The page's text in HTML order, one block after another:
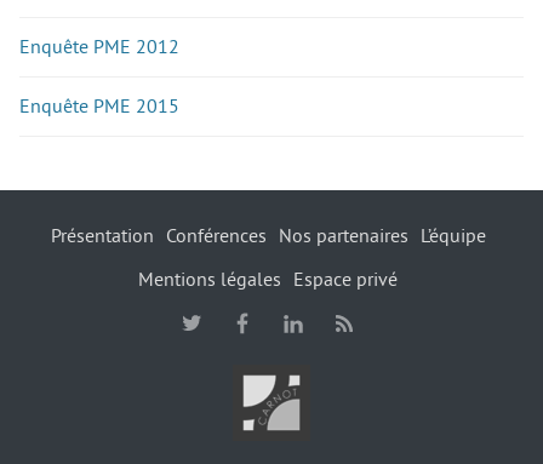
Enquête PME 2012
Enquête PME 2015
Présentation Conférences Nos partenaires
L’équipe
Mentions légales
Espace privé